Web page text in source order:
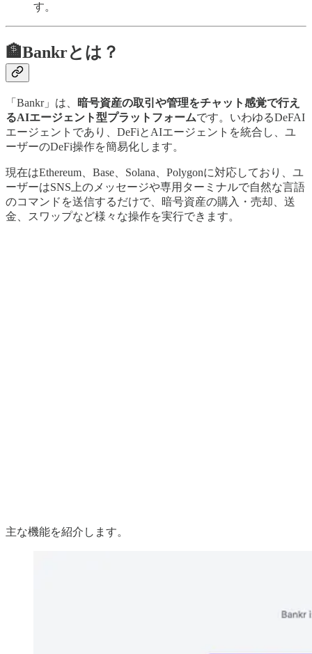
す。
🏦Bankrとは？
「Bankr」は、
暗号資産の取引や管理をチャット感覚で行え
るAIエージェント型プラットフォームです。いわゆるDeFAI
エージェントであり、DeFiとAIエージェントを統合し、ユ
ーザーのDeFi操作を簡易化します。
現在はEthereum、Base、Solana、Polygonに対応しており、ユ
ーザーはSNS上のメッセージや専用ターミナルで自然な言語
のコマンドを送信するだけで、暗号資産の購入・売却、送
金、スワップなど様々な操作を実行できます。
主な機能を紹介します。